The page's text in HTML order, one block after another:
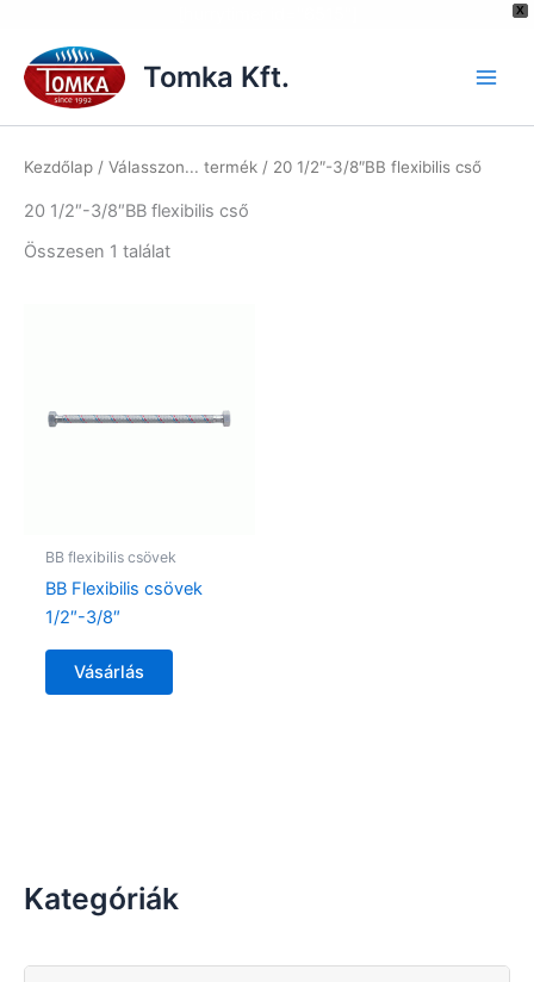
X
content
Tomka Kft.
Kategóriák
Kezdőlap / Válasszon... termék / 20 1/2″-3/8″BB flexibilis cső
20 1/2″-3/8″BB flexibilis cső
Összesen 1 találat
BB flexibilis csövek
BB Flexibilis csövek
1/2″-3/8″
Vásárlás